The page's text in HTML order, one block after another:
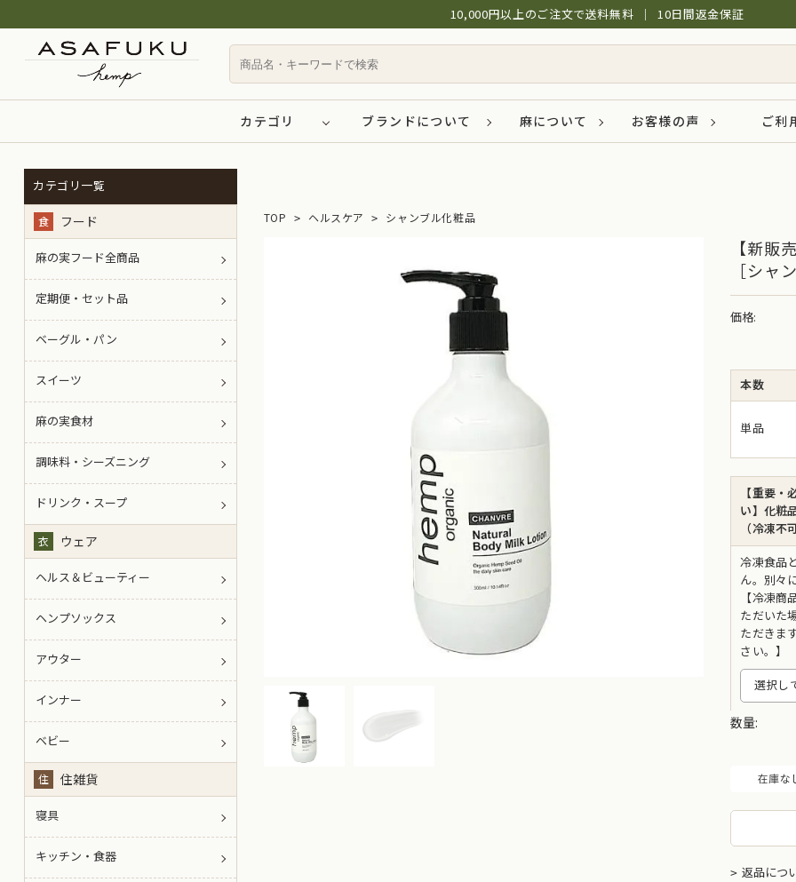
10,000円以上のご注文で送料無料 │ 10日間返金保証
カテゴリ ブランドについて 麻について お客様の声 ご利
TOP ヘルスケア シャンブル化粧品
【新販
［シャ
価格:
本数
単品
【重要・
い】化粧
（冷凍不
冷凍食品
ん。別々
【冷凍商
ただいた
ただきま
さい。】
数量:
返品につ
カテゴリ一覧
食 フード
麻の実フード全商品
定期便・セット品
ベーグル・パン
スイーツ
麻の実食材
調味料・シーズニング
ドリンク・スープ
衣 ウェア
ヘルス＆ビューティー
ヘンプソックス
アウター
インナー
ベビー
住 住雑貨
寝具
キッチン・食器